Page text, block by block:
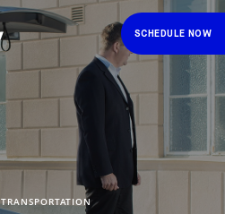
SCHEDULE NOW
TRANSPORTATION